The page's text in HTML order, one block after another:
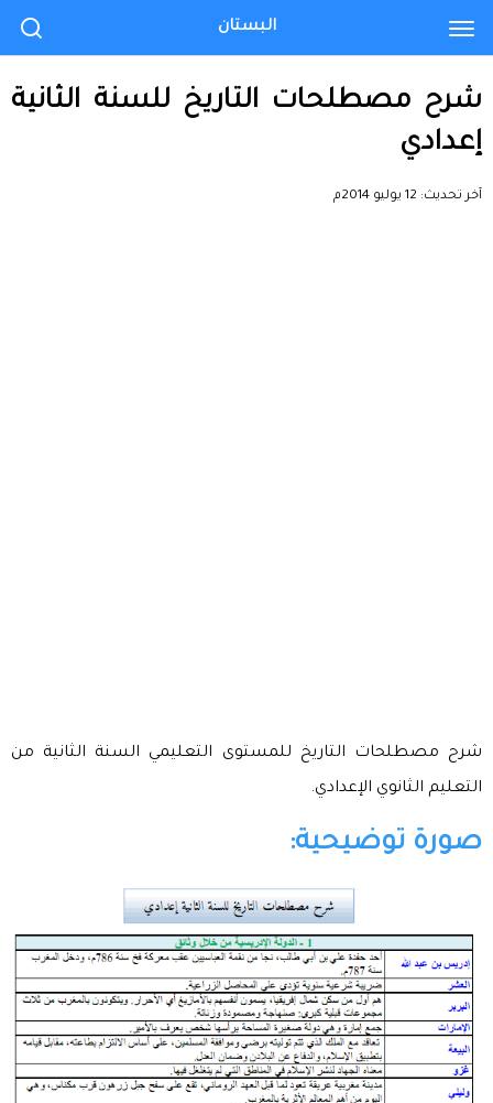
شرح مصطلحات التاريخ للسنة الثانية
إعدادي
آخر تحديث: 12 يوليو 2014م
شرح مصطلحات التاريخ للمستوى التعليمي السنة الثانية من
التعليم الثانوي الإعدادي.
صورة توضيحية:
البستان